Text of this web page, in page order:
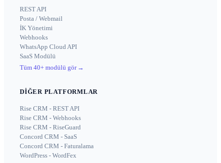
REST API
Posta / Webmail
İK Yönetimi
Webhooks
WhatsApp Cloud API
SaaS Modülü
Tüm 40+ modülü gör →
DIĞER PLATFORMLAR
Rise CRM - REST API
Rise CRM - Webhooks
Rise CRM - RiseGuard
Concord CRM - SaaS
Concord CRM - Faturalama
WordPress - WordFex